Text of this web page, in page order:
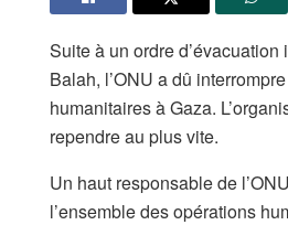
Suite à un ordre
Balah, l’ONU a dû
humanitaires à Gaza.
rependre au plus vite.
Un haut responsable de
l’ensemble des opérations